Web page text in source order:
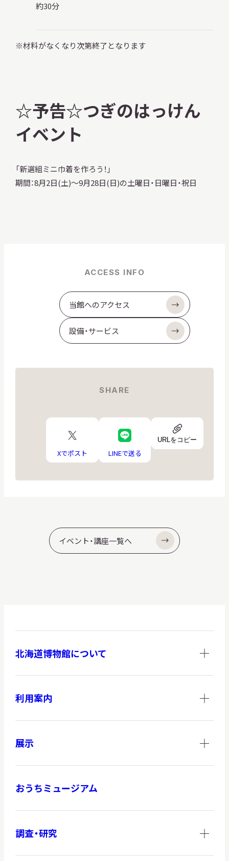
約30分
※材料がなくなり次第終了となります
☆予告☆つぎのはっけん
イベント
「新選組ミニ巾着を作ろう！」
期間：8月2日(土)～9月28日(日)の土曜日・日曜日・祝日
ACCESS INFO
当館へのアクセス
設備・サービス
SHARE
X
ロ
ゴ
Xでポスト
LINE
ロ
ゴ
LINEで送る
URL
イ
URLをコピー
イベント・講座一覧へ
北海道博物館について
利用案内
展示
おうちミュージアム
調査・研究